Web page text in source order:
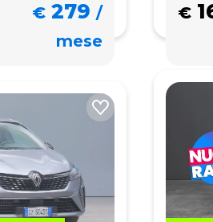
€ 279 /
mese
€